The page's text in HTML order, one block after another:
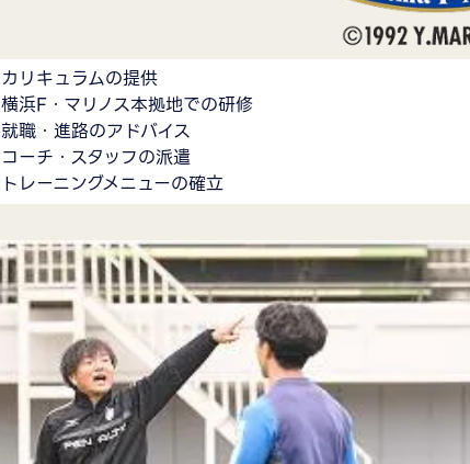
カリキュラムの提供
横浜F・マリノス本拠地での研修
就職・進路のアドバイス
コーチ・スタッフの派遣
トレーニングメニューの確立